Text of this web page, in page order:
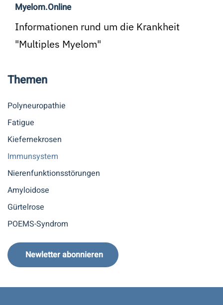
Myelom.Online
Informationen rund um die Krankheit
"Multiples Myelom"
Themen
Polyneuropathie
Fatigue
Kiefernekrosen
Immunsystem
Nierenfunktionsstörungen
Amyloidose
Gürtelrose
POEMS-Syndrom
Newletter abonnieren